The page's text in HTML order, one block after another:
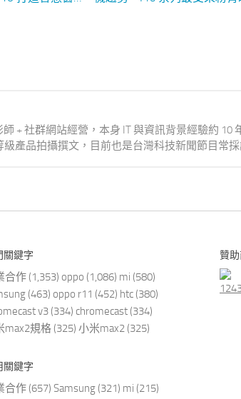
+ 社群網站經營，本身 IT 與資訊背景經驗約 10
產品拍攝撰文，目前也是台灣科技新聞節目常採
關鍵字
合作(1,353) oppo (1,086) mi (580)
(463) oppo r11 (452) htc(380)
v3(334) chromecast(334)
max2規格(325) 小米max2(325)
關鍵字
合作(657) Samsung(321) mi (215)
贊